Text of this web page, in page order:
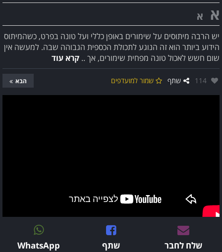
א א
יש הרבה מיתוסים על שימורים באופן כללי ועל טונה בפרט, כשהמיתוס
הידוע ביותר הוא זה הנוגע לתכולת הכספית הגבוהה שבה. למעשה אין
שום חשש לאכול טונה מפחית שימורים, אך .. קרא עוד
אהבו:
114 שתף שמור למועדפים הבא
שלח לחבר שתף WhatsApp